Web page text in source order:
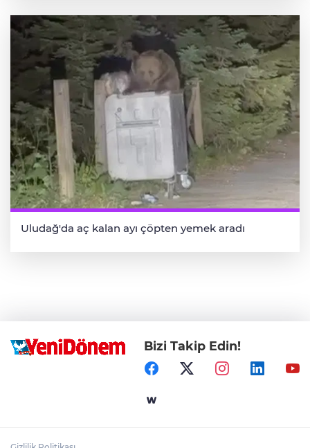
Uludağ'da aç kalan ayı çöpten yemek aradı
Bizi Takip Edin!